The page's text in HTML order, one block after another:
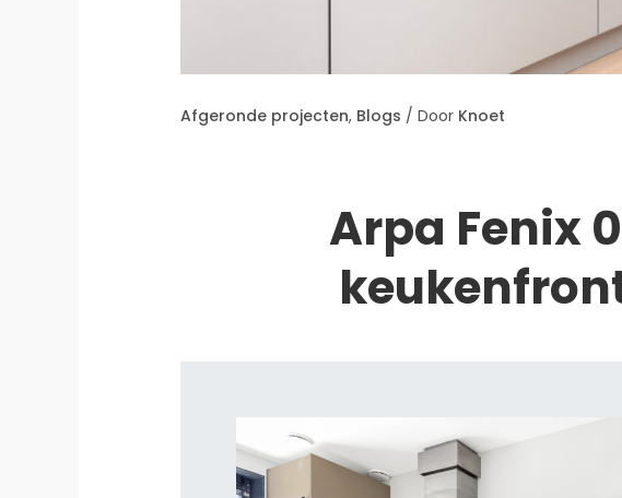
Afgeronde projecten, Blogs / Door Knoet
Arpa Fenix